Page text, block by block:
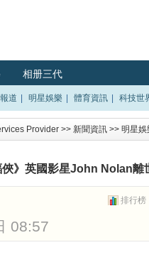
相册三代
道 明星娛樂 體育資訊 科技世
Provider >> 新聞資訊 >> 明星娛
俠》英國影星John Nolan離
排行榜
08:57